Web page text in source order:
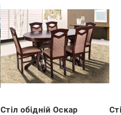
Стіл обідній Оскар